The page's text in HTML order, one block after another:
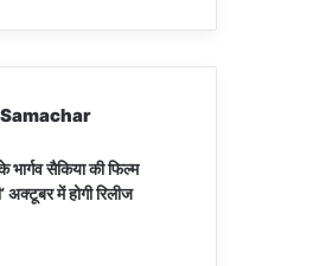
सैकिया की फिल्म
अक्टूबर में होगी रिलीज